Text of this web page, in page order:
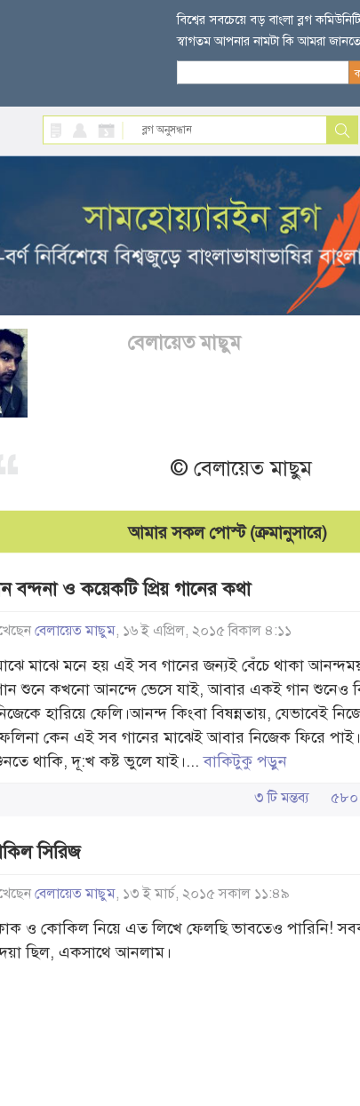
বিশ্বের সবচেয়ে বড় বাংলা ব্লগ
স্বাগতম আপনার নামটা কি আমরা জানতে
বেলায়েত মাছুম
© বেলায়েত মাছুম
আমার সকল পোস্ট (ক্রমানুসারে)
বন্দনা ও কয়েকটি প্রিয় গানের কথা
বেলায়েত মাছুম, ১৬ ই এপ্রিল, ২০১৫ বিকাল ৪:১১
মাঝে মনে হয় এই সব গানের জন্যই বেঁচে থাকা
শুনে কখনো আনন্দে ভেসে যাই, আবার একই গান শুনেও
হারিয়ে ফেলি।আনন্দ কিংবা বিষন্নতায়, যেভাবেই
কেন এই সব গানের মাঝেই আবার নিজেক ফিরে
থাকি, দূ:খ কষ্ট ভুলে যাই।...বাকিটুকু পড়ুন
৩ টি মন্তব্য ৫৮০
সিরিজ
বেলায়েত মাছুম, ১৩ ই মার্চ, ২০১৫ সকাল ১১:৪৯
ও কোকিল নিয়ে এত লিখে ফেলছি ভাবতেও পারিনি!
ছিল, একসাথে আনলাম।